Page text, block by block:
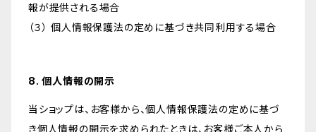
報が提供される場合
（３） 個人情報保護法の定めに基づき共同利用する場合
8. 個人情報の開示
当ショップは、お客様から、個人情報保護法の定めに基づ
き個人情報の開示を求められたときは、お客様ご本人から